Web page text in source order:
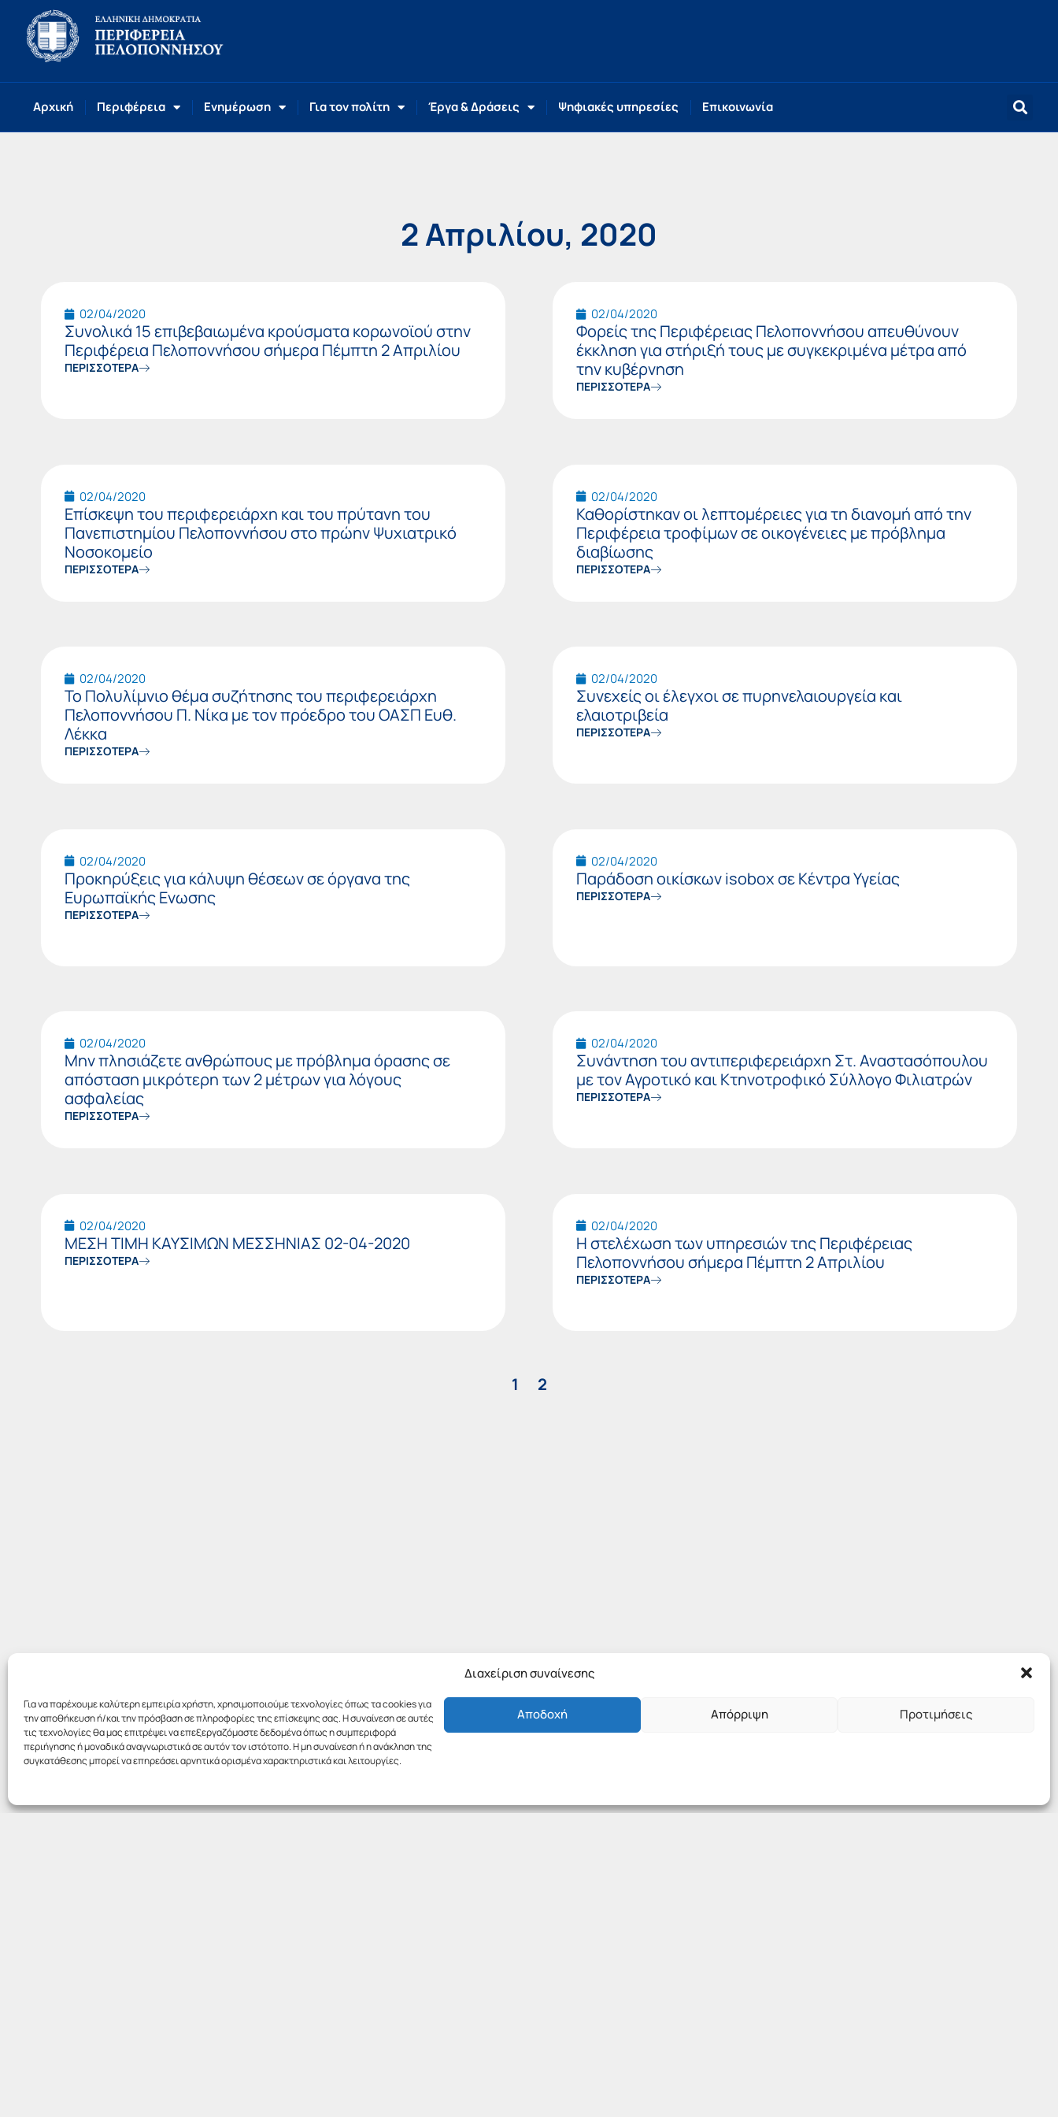
Διαχείριση συναίνεσης
Για να παρέχουμε καλύτερη εμπειρία χρήστη, χρησιμοποιούμε τεχνολογίες όπως τα cookies για
την αποθήκευση ή/και την πρόσβαση σε πληροφορίες της επίσκεψης σας. Η συναίνεση σε αυτές
τις τεχνολογίες θα μας επιτρέψει να επεξεργαζόμαστε δεδομένα όπως η συμπεριφορά
περιήγησης ή μοναδικά αναγνωριστικά σε αυτόν τον ιστότοπο. Η μη συναίνεση ή η ανάκληση της
συγκατάθεσης μπορεί να επηρεάσει αρνητικά ορισμένα χαρακτηριστικά και λειτουργίες.
Αποδοχή Απόρριψη Προτιμήσεις
Αρχική Περιφέρεια Ενημέρωση Για τον πολίτη Έργα & Δράσεις Ψηφιακές υπηρεσίες Επικοινωνία
2 Απριλίου, 2020
02/04/2020
Συνολικά 15 επιβεβαιωμένα κρούσματα κορωνοϊού στην
Περιφέρεια Πελοποννήσου σήμερα Πέμπτη 2 Απριλίου
ΠΕΡΙΣΣΟΤΕΡΑ
02/04/2020
Φορείς της Περιφέρειας Πελοποννήσου απευθύνουν
έκκληση για στήριξή τους με συγκεκριμένα μέτρα από
την κυβέρνηση
ΠΕΡΙΣΣΟΤΕΡΑ
02/04/2020
Επίσκεψη του περιφερειάρχη και του πρύτανη του
Πανεπιστημίου Πελοποννήσου στο πρώην Ψυχιατρικό
Νοσοκομείο
ΠΕΡΙΣΣΟΤΕΡΑ
02/04/2020
Καθορίστηκαν οι λεπτομέρειες για τη διανομή από την
Περιφέρεια τροφίμων σε οικογένειες με πρόβλημα
διαβίωσης
ΠΕΡΙΣΣΟΤΕΡΑ
02/04/2020
Το Πολυλίμνιο θέμα συζήτησης του περιφερειάρχη
Πελοποννήσου Π. Νίκα με τον πρόεδρο του ΟΑΣΠ Ευθ.
Λέκκα
ΠΕΡΙΣΣΟΤΕΡΑ
02/04/2020
Συνεχείς οι έλεγχοι σε πυρηνελαιουργεία και
ελαιοτριβεία
ΠΕΡΙΣΣΟΤΕΡΑ
02/04/2020
Προκηρύξεις για κάλυψη θέσεων σε όργανα της
Ευρωπαϊκής Ενωσης
ΠΕΡΙΣΣΟΤΕΡΑ
02/04/2020
Παράδοση οικίσκων isobox σε Κέντρα Υγείας
ΠΕΡΙΣΣΟΤΕΡΑ
02/04/2020
Μην πλησιάζετε ανθρώπους με πρόβλημα όρασης σε
απόσταση μικρότερη των 2 μέτρων για λόγους
ασφαλείας
ΠΕΡΙΣΣΟΤΕΡΑ
02/04/2020
Συνάντηση του αντιπεριφερειάρχη Στ. Αναστασόπουλου
με τον Αγροτικό και Κτηνοτροφικό Σύλλογο Φιλιατρών
ΠΕΡΙΣΣΟΤΕΡΑ
02/04/2020
ΜΕΣΗ ΤΙΜΗ ΚΑΥΣΙΜΩΝ ΜΕΣΣΗΝΙΑΣ 02-04-2020
ΠΕΡΙΣΣΟΤΕΡΑ
02/04/2020
Η στελέχωση των υπηρεσιών της Περιφέρειας
Πελοποννήσου σήμερα Πέμπτη 2 Απριλίου
ΠΕΡΙΣΣΟΤΕΡΑ
1 2